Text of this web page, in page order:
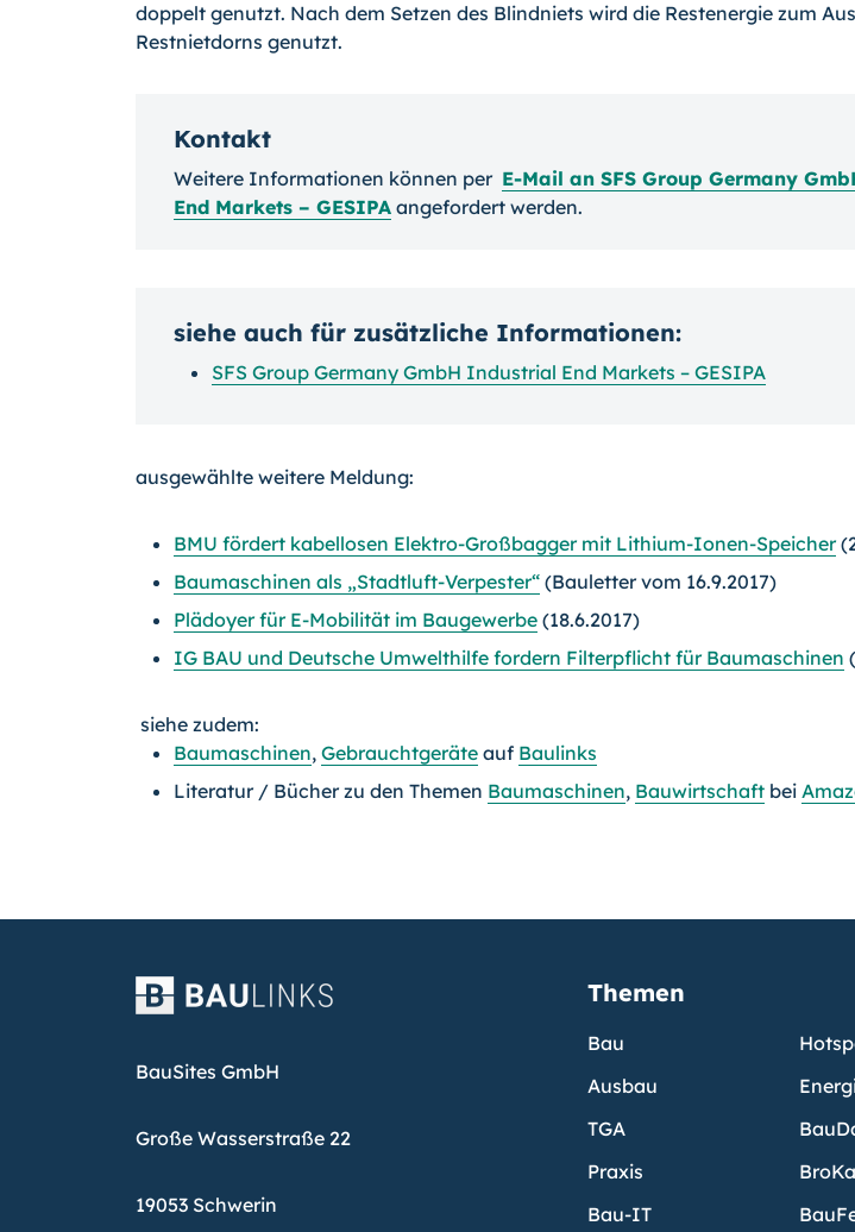
doppelt genutzt. Nach dem Setzen des Blindniets wird die Restenergie zum
Restnietdorns genutzt.
Kontakt
Weitere Informationen können per E-Mail an SFS Group Germany
End Markets – GESIPA angefordert werden.
siehe auch für zusätzliche Informationen:
SFS Group Germany GmbH Industrial End Markets – GESIPA
ausgewählte weitere Meldung:
BMU fördert kabellosen Elektro-Großbagger mit Lithium-Ionen-Speicher
Baumaschinen als „Stadtluft-Verpester“ (Bauletter vom 16.9.2017)
Plädoyer für E-Mobilität im Baugewerbe (18.6.2017)
IG BAU und Deutsche Umwelthilfe fordern Filterpflicht für Baumaschinen
siehe zudem:
Baumaschinen, Gebrauchtgeräte auf Baulinks
Literatur / Bücher zu den Themen Baumaschinen, Bauwirtschaft bei
BauSites GmbH
Große Wasserstraße 22
19053 Schwerin
Themen
Bau
Ausbau
TGA
Praxis
Bau-IT